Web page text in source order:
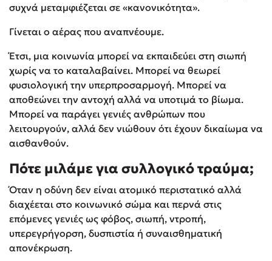
συχνά μεταμφιέζεται σε «κανονικότητα».
Γίνεται ο αέρας που αναπνέουμε.
Έτσι, μια κοινωνία μπορεί να εκπαιδεύει στη σιωπή
χωρίς να το καταλαβαίνει. Μπορεί να θεωρεί
φυσιολογική την υπερπροσαρμογή. Μπορεί να
αποθεώνει την αντοχή αλλά να υποτιμά το βίωμα.
Μπορεί να παράγει γενιές ανθρώπων που
λειτουργούν, αλλά δεν νιώθουν ότι έχουν δικαίωμα να
αισθανθούν.
Πότε μιλάμε για συλλογικό τραύμα;
Όταν η οδύνη δεν είναι ατομικό περιστατικό αλλά
διαχέεται στο κοινωνικό σώμα και περνά στις
επόμενες γενιές ως φόβος, σιωπή, ντροπή,
υπερεγρήγορση, δυσπιστία ή συναισθηματική
απονέκρωση.